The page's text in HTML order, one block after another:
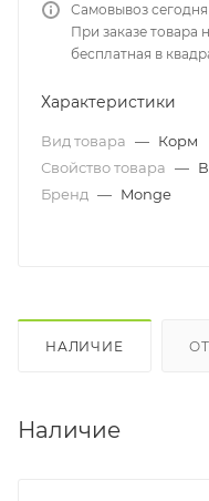
Самовывоз
При заказе товара
бесплатная в
Характеристики
Вид товара — Корм
Свойство товара —
Бренд — Monge
НАЛИЧИЕ
Наличие